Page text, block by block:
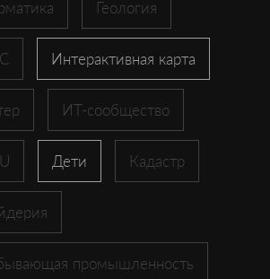
Геология
Интерактивная карта
ИТ-сообщество
Дети Кадастр
промышленность